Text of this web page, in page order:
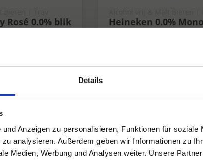
Details
Anzeigen zu personalisieren, Funktionen für soziale
analysieren. Außerdem geben wir Informationen zu
Medien, Werbung und Analysen weiter. Unsere
Rosé 0.0% blik
Heineken 0.0%